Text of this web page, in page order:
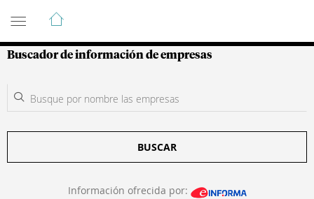
Guía de Empresas Colombianas
Buscador de información de empresas
BUSCAR
Información ofrecida por: